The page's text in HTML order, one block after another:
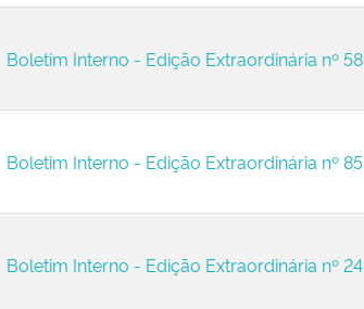
Boletim Interno - Edição Extraordinária nº 58
Boletim Interno - Edição Extraordinária nº 85
Boletim Interno - Edição Extraordinária nº 24